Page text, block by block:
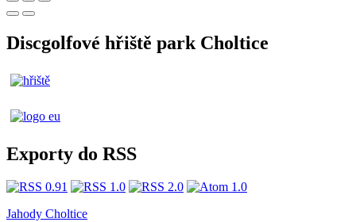
Discgolfové hřiště park Choltice
Exporty do RSS
Jahody Choltice